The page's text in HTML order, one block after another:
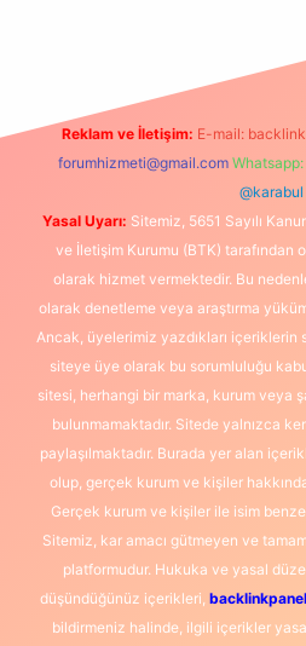
Reklam ve İletişim: E-mail:
forumhizmeti@gmail.com
@karabul
Yasal Uyarı: Sitemiz, 5651 Sayılı
ve İletişim Kurumu (BTK) tarafından
olarak hizmet vermektedir. Bu
olarak denetleme veya araştırma
Ancak, üyelerimiz yazdıkları içeriklerin
siteye üye olarak bu sorumluluğu
sitesi, herhangi bir marka, kurum veya
bulunmamaktadır. Sitede yalnızca
paylaşılmaktadır. Burada yer alan
olup, gerçek kurum ve kişiler
Gerçek kurum ve kişiler ile isim
Sitemiz, kar amacı gütmeyen ve
platformudur. Hukuka ve yasal
düşündüğünüz içerikleri,
bildirmeniz halinde, ilgili içerikler